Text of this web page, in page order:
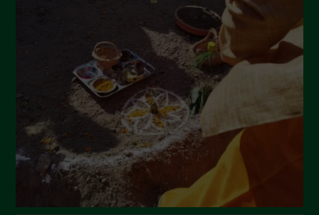
Aprile 2022
Marzo 2022
Febbraio 2022
Gennaio 2022
Dicembre 2021
Novembre 2021